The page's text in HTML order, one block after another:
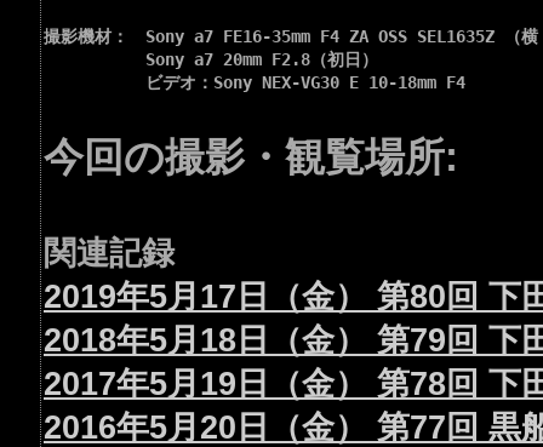
撮影機材：　Sony a7 FE16-35mm F4 ZA OSS SEL1635Z （横
Sony a7 20mm F2.8（初日）
ビデオ：Sony NEX-VG30 E 10-18mm F4
今回の撮影・観覧場所:
関連記録
2019年5月17日（金） 第80回 下
2018年5月18日（金） 第79回 下
2017年5月19日（金） 第78回 下
2016年5月20日（金） 第77回 黒